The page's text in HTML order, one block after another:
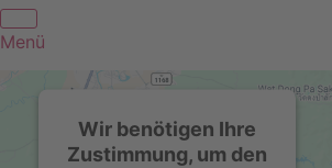
Menü
Wir benötigen Ihre
Zustimmung, um den